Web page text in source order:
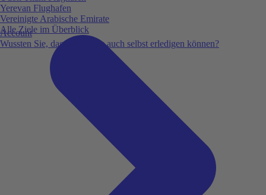
Account
Wussten Sie, dass Sie vieles auch selbst erledigen können?
Yerevan Flughafen
Vereinigte Arabische Emirate
Alle Ziele im Überblick